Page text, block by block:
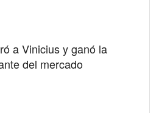
a Vinicius y ganó la
del mercado